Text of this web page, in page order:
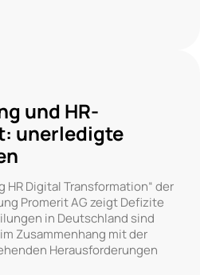
und HR-
unerledigte
HR Digital Transformation“ der
Promerit AG zeigt Defizite
in Deutschland sind
Zusammenhang mit der
Herausforderungen